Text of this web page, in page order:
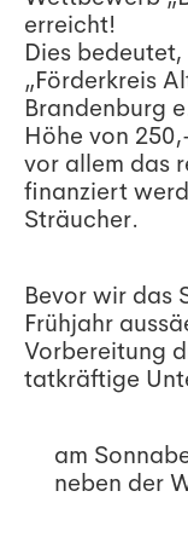
erreicht!
Dies
„Förderkreis
Brandenburg
Höhe von
vor allem das
finanziert
Sträucher.
Bevor wir das
Frühjahr
Vorbereitung
tatkräftige
am
neben der